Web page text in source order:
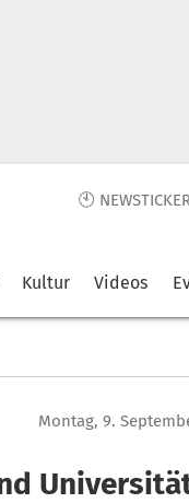
🕙
Kultur Videos
Montag, 9.